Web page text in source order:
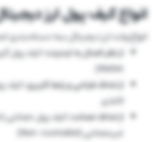
انواع کیف پول ارز
انواع ولت ارز دیجیتال سه دسته‌بندی
از نظر اتصال به اینترنت:
Wallet)
از لحاظ طراحی و رابط کاربری:کیف
کاغذی
از لحاظ حضانت:
غیرحضانتی (Non-custodial)